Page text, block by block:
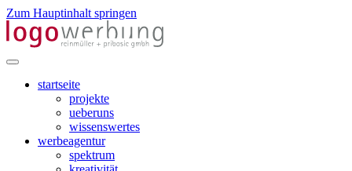
Zum Hauptinhalt springen
startseite
projekte
ueberuns
wissenswertes
werbeagentur
spektrum